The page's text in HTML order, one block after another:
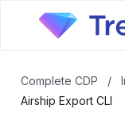
Complete CDP /
Airship Export CLI